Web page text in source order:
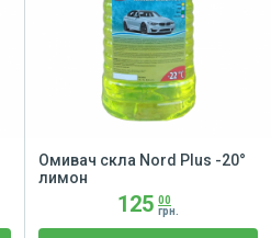
Омивач скла Nord Plus -20°
лимон
125 00
грн.